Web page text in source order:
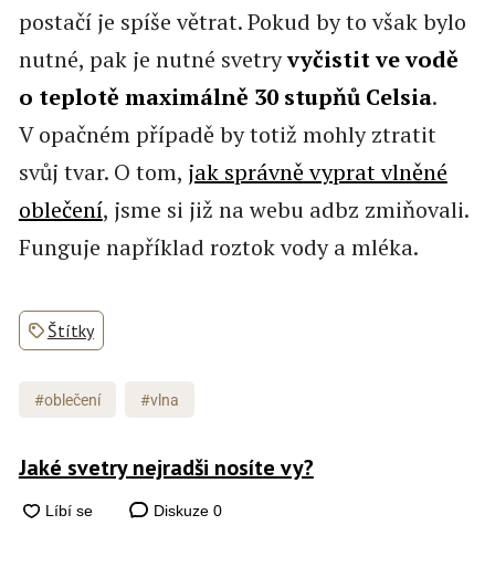
postačí je spíše větrat. Pokud by to však bylo
nutné, pak je nutné svetryvyčistit ve vodě
o teplotě maximálně 30 stupňů Celsia.
V opačném případě by totiž mohly ztratit
svůj tvar. O tom, jak správně vyprat vlněné
oblečení, jsme si již na webu adbz zmiňovali.
Funguje například roztok vody a mléka.
Štítky
#oblečení #vlna
Jaké svetry nejradši nosíte vy?
Diskuze 0